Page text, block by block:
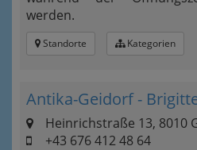
werden.
Standorte Kategorien
Antika-Geidorf -
Heinrichstraße 13, 8010
+43 676 412 48 64